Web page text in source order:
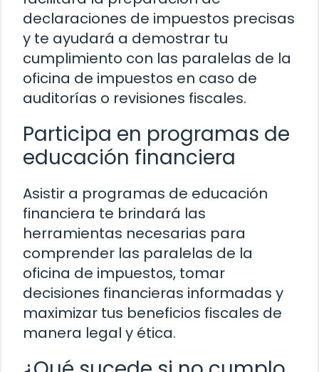
declaraciones de impuestos precisas
y te ayudará a demostrar tu
cumplimiento con las paralelas de la
oficina de impuestos en caso de
auditorías o revisiones fiscales.
Participa en programas de
educación financiera
Asistir a programas de educación
financiera te brindará las
herramientas necesarias para
comprender las paralelas de la
oficina de impuestos, tomar
decisiones financieras informadas y
maximizar tus beneficios fiscales de
manera legal y ética.